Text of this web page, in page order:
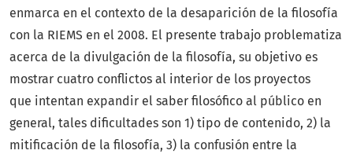
enmarca en el contexto de la desaparición de la filosofía
con la RIEMS en el 2008. El presente trabajo problematiza
acerca de la divulgación de la filosofía, su objetivo es
mostrar cuatro conflictos al interior de los proyectos
que intentan expandir el saber filosófico al público en
general, tales dificultades son 1) tipo de contenido, 2) la
mitificación de la filosofía, 3) la confusión entre la